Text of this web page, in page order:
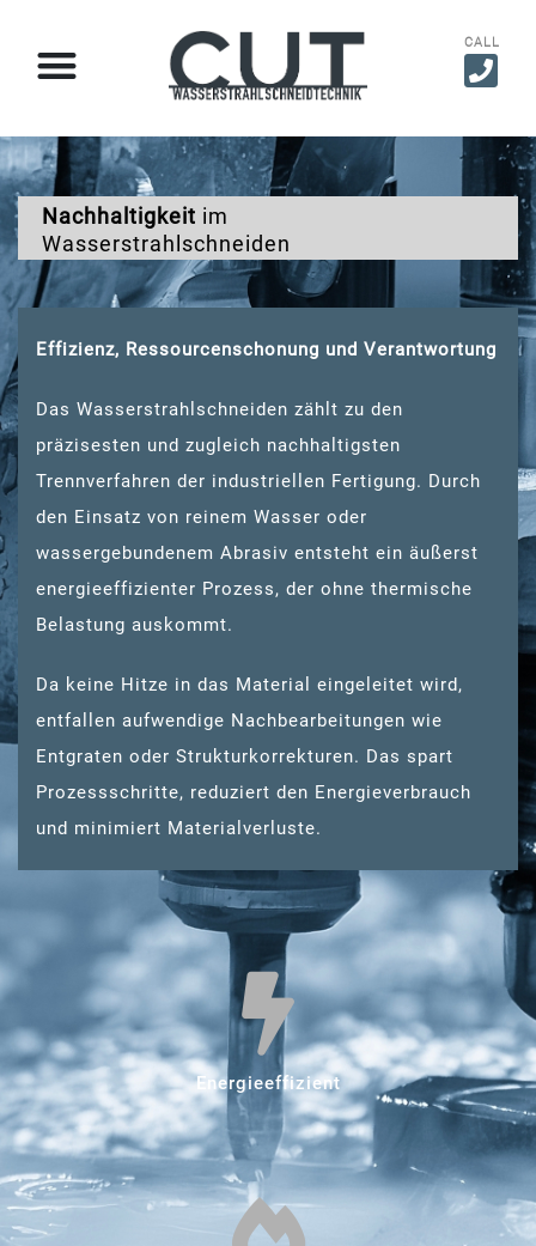
CALL
Nachhaltigkeit im
Wasserstrahlschneiden
Effizienz, Ressourcenschonung und Verantwortung
Das Wasserstrahlschneiden zählt zu den
präzisesten und zugleich nachhaltigsten
Trennverfahren der industriellen Fertigung. Durch
den Einsatz von reinem Wasser oder
wassergebundenem Abrasiv entsteht ein äußerst
energieeffizienter Prozess, der ohne thermische
Belastung auskommt.
Da keine Hitze in das Material eingeleitet wird,
entfallen aufwendige Nachbearbeitungen wie
Entgraten oder Strukturkorrekturen. Das spart
Prozessschritte, reduziert den Energieverbrauch
und minimiert Materialverluste.
Energieeffizient